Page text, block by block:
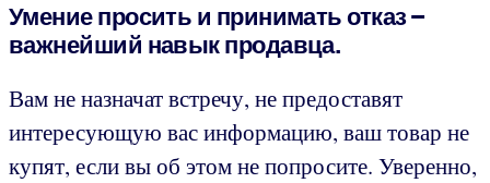
Умение просить и принимать отказ –
важнейший навык продавца.
Вам не назначат встречу, не предоставят
интересующую вас информацию, ваш товар не
купят, если вы об этом не попросите. Уверенно,